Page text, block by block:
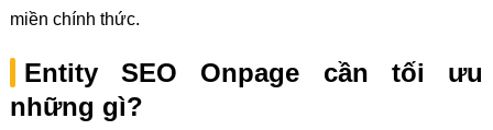
miền chính thức.
Entity SEO Onpage cần tối ưu
những gì?